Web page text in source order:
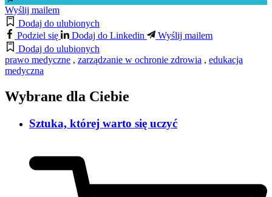
Wyślij mailem
Dodaj do ulubionych
Podziel się
Dodaj do Linkedin
Wyślij mailem
Dodaj do ulubionych
prawo medyczne , zarządzanie w ochronie zdrowia , edukacja
medyczna
Wybrane dla Ciebie
Sztuka, której warto się uczyć